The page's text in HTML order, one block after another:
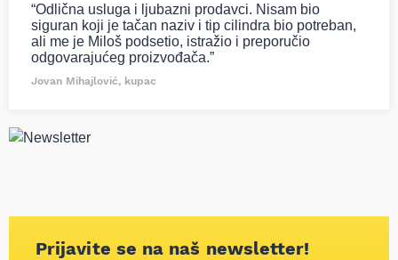
“Odlična usluga i ljubazni prodavci. Nisam bio
siguran koji je tačan naziv i tip cilindra bio potreban,
ali me je Miloš podsetio, istražio i preporučio
odgovarajućeg proizvođača.”
Jovan Mihajlović, kupac
Prijavite se na naš newsletter!